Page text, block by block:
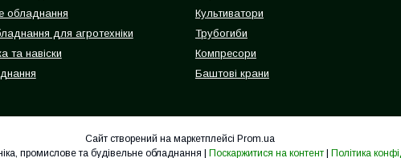
обладнання
для агротехніки
та навіски
Культиватори
Трубогиби
Компресори
Баштові крани
Сайт створений на маркетплейсі Prom.ua
Поскаржитися на контент Політика